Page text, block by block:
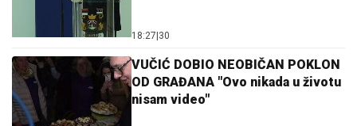
18:27 30
VUČIĆ DOBIO NEOBIČAN POKLON
OD GRAĐANA "Ovo nikada u životu
nisam video"